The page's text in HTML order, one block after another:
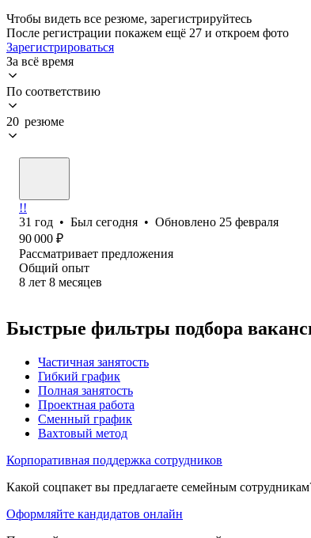
Чтобы видеть все резюме, зарегистрируйтесь
После регистрации покажем ещё 27 и откроем фото
Зарегистрироваться
За всё время
По соответствию
20 резюме
!!
31 год • Был сегодня • Обновлено 25 февраля
90 000 ₽
Рассматривает предложения
Общий опыт
8 лет 8 месяцев
Быстрые фильтры подбора
Частичная занятость
Гибкий график
Полная занятость
Проектная работа
Сменный график
Вахтовый метод
Корпоративная поддержка сотрудников
Какой соцпакет вы предлагаете семейным
Оформляйте кандидатов онлайн